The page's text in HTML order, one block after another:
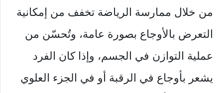
من خلال ممارسة الرياضة تخفف من إمكانية
التعرض بالأوجاع بصورة عامة، وتُحسّن من
عملية التوازن في الجسم، وإذا كان الفرد
يشعر بأوجاع في الرقبة أو في الجزء العلوي